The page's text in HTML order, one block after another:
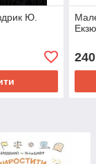
Ю.
240